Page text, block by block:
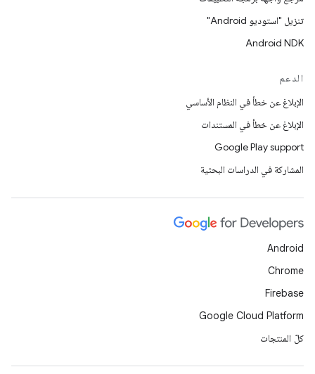
تنزيل "استوديو Android"
Android NDK
الدعم
الإبلاغ عن خطأ في النظام الأساسي
الإبلاغ عن خطأ في المستندات
Google Play support
المشاركة في الدراسات البحثية
Android
Chrome
Firebase
Google Cloud Platform
كلّ المنتجات